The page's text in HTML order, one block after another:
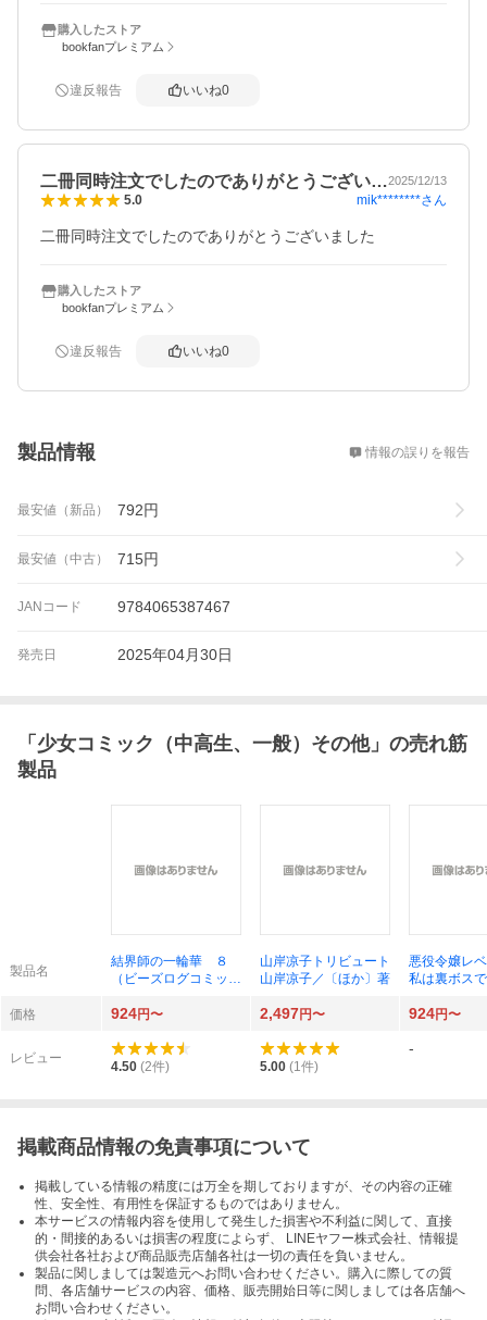
購入したストア
bookfanプレミアム
違反報告 いいね0
二冊同時注文でしたのでありがとうござい…2025/12/13
5.0 mik********さん
二冊同時注文でしたのでありがとうございました
購入したストア
bookfanプレミアム
違反報告 いいね0
製品情報 情報の誤りを報告
最安値（新品） 792円
最安値（中古） 715円
JANコード 9784065387467
発売日 2025年04月30日
「 少女コミック（中高生、一般）その他」の売れ筋
製品
製品名
結界師の一輪華 ８
（ビーズログコミック
クレハ／原作 ボダッ
案
山岸凉子トリビュート
山岸凉子／〔ほか〕著
悪役令嬢レ
私は裏ボス
６ （ビーズ
著 七夕さと
価格 924円〜 2,497円〜 924円〜
レビュー
4.50 (2件) 5.00 (1 件)
-
掲載商品情報の免責事項について
掲載している情報の精度には万全を期しておりますが、その内容の正確
性、安全性、有用性を保証するものではありません。
本サービスの情報内容を使用して発生した損害や不利益に関して、直接
的・間接的あるいは損害の程度によらず、 LINEヤフー株式会社、情報提
供会社各社および商品販売店舗各社は一切の責任を負いません。
製品に関しましては製造元へお問い合わせください。購入に際しての質
問、各店舗サービスの内容、価格、販売開始日等に関しましては各店舗へ
お問い合わせください。